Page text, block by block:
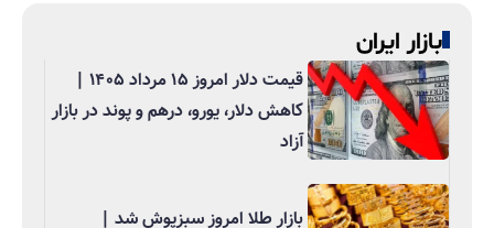
بازار ایران
قیمت دلار امروز ۱۵ مرداد ۱۴۰۵ |
کاهش دلار، یورو، درهم و پوند در بازار
آزاد
بازار طلا امروز سبزپوش شد |